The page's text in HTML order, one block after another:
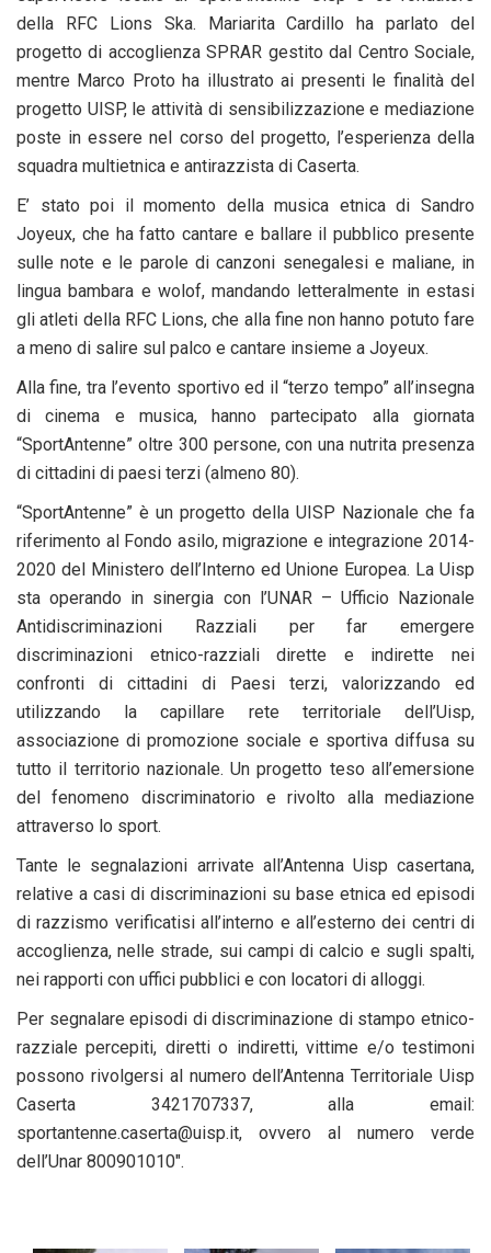
della RFC Lions Ska. Mariarita Cardillo ha parlato del
progetto di accoglienza SPRAR gestito dal Centro Sociale,
mentre Marco Proto ha illustrato ai presenti le finalità del
progetto UISP, le attività di sensibilizzazione e mediazione
poste in essere nel corso del progetto, l’esperienza della
squadra multietnica e antirazzista di Caserta.
E’ stato poi il momento della musica etnica di Sandro
Joyeux, che ha fatto cantare e ballare il pubblico presente
sulle note e le parole di canzoni senegalesi e maliane, in
lingua bambara e wolof, mandando letteralmente in estasi
gli atleti della RFC Lions, che alla fine non hanno potuto fare
a meno di salire sul palco e cantare insieme a Joyeux.
Alla fine, tra l’evento sportivo ed il “terzo tempo” all’insegna
di cinema e musica, hanno partecipato alla giornata
“SportAntenne” oltre 300 persone, con una nutrita presenza
di cittadini di paesi terzi (almeno 80).
“SportAntenne” è un progetto della UISP Nazionale che fa
riferimento al Fondo asilo, migrazione e integrazione 2014-
2020 del Ministero dell’Interno ed Unione Europea. La Uisp
sta operando in sinergia con l’UNAR – Ufficio Nazionale
Antidiscriminazioni Razziali per far emergere
discriminazioni etnico-razziali dirette e indirette nei
confronti di cittadini di Paesi terzi, valorizzando ed
utilizzando la capillare rete territoriale dell’Uisp,
associazione di promozione sociale e sportiva diffusa su
tutto il territorio nazionale. Un progetto teso all’emersione
del fenomeno discriminatorio e rivolto alla mediazione
attraverso lo sport.
Tante le segnalazioni arrivate all’Antenna Uisp casertana,
relative a casi di discriminazioni su base etnica ed episodi
di razzismo verificatisi all’interno e all’esterno dei centri di
accoglienza, nelle strade, sui campi di calcio e sugli spalti,
nei rapporti con uffici pubblici e con locatori di alloggi.
Per segnalare episodi di discriminazione di stampo etnico-
razziale percepiti, diretti o indiretti, vittime e/o testimoni
possono rivolgersi al numero dell’Antenna Territoriale Uisp
Caserta 3421707337, alla email:
sportantenne.caserta@uisp.it, ovvero al numero verde
dell’Unar 800901010″.